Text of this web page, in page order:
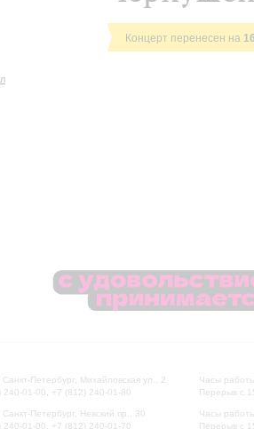
Концерт перенесен на
Санкт-Петербург, Михайловская ул., 2
240-01-00, +7 (812) 240-01-80
Санкт-Петербург, Невский пр., 30
240-01-00, +7 (812) 240-01-70
Часы
Перерыв с
Часы
Перерыв с